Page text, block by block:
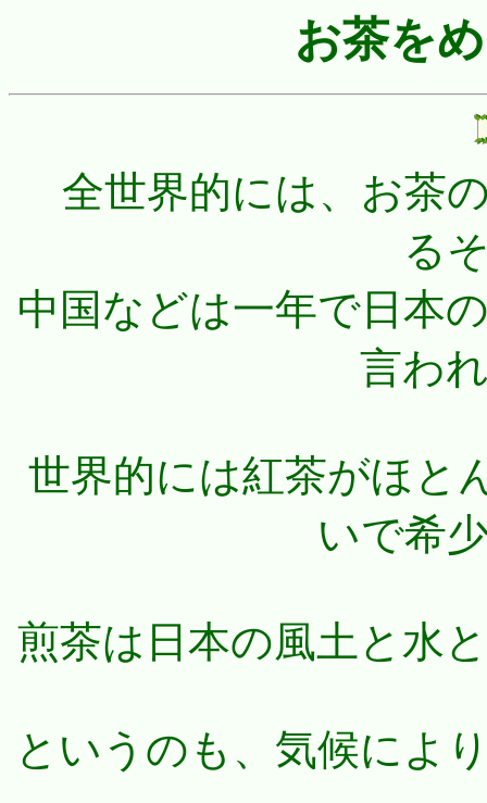
お茶を
全世界的には、お茶
る
中国などは一年で日本
言わ
世界的には紅茶がほと
いで希
煎茶は日本の風土と水
というのも、気候によ